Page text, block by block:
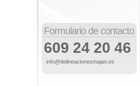
Formulario de contacto
609 24 20 46
info@delineacionesmajan.es